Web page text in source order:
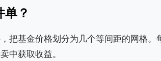
单？
把基金价格划分为几个等间距的网格。
中获取收益。